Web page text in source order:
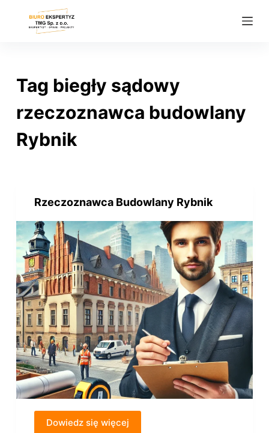
Tag biegły sądowy
rzeczoznawca budowlany
Rybnik
Rzeczoznawca Budowlany Rybnik
Dowiedz się więcej